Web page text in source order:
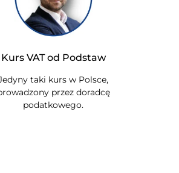
Kurs VAT od Podstaw
taki kurs w Polsce,
przez doradcę
podatkowego.